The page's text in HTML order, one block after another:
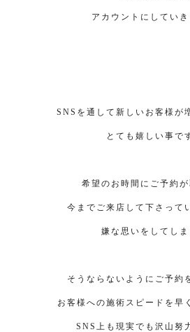
アカウントにしていき
SNSを通して新しいお客様が
とても嬉しい事で
希望のお時間にご予約が
今までご来店して下さって
嫌な思いをしてしま
そうならないようにご予約
お客様への施術スピードを早
SNS上も現実でも沢山努